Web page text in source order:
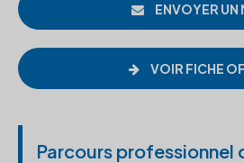
ENVOYER UN
VOIR FICHE
Parcours professionnel